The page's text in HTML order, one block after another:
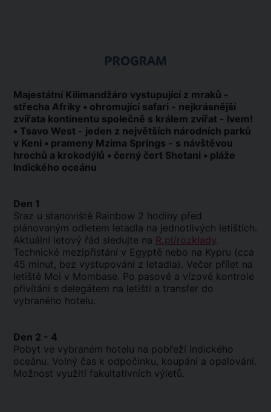
PROGRAM
Majestátní Kilimandžáro vystupující z mraků -
střecha Afriky • ohromující safari - nejkrásnější
zvířata kontinentu společně s králem zvířat - lvem!
• Tsavo West - jeden z největších národních parků
v Keni • prameny Mzima Springs - s návštěvou
hrochů a krokodýlů • černý čert Shetani • pláže
Indického oceánu
Den 1
Sraz u stanoviště Rainbow 2 hodiny před
plánovaným odletem letadla na jednotlivých letištích.
Aktuální letový řád sledujte na R.pl/rozklady.
Technické mezipřistání v Egyptě nebo na Kypru (cca
45 minut, bez vystupování z letadla). Večer přílet na
letiště Moi v Mombase. Po pasové a vízové kontrole
přivítání s delegátem na letišti a transfer do
vybraného hotelu.
Den 2 - 4
Pobyt ve vybraném hotelu na pobřeží Indického
oceánu. Volný čas k odpočinku, koupání a opalování.
Možnost využití fakultativních výletů.